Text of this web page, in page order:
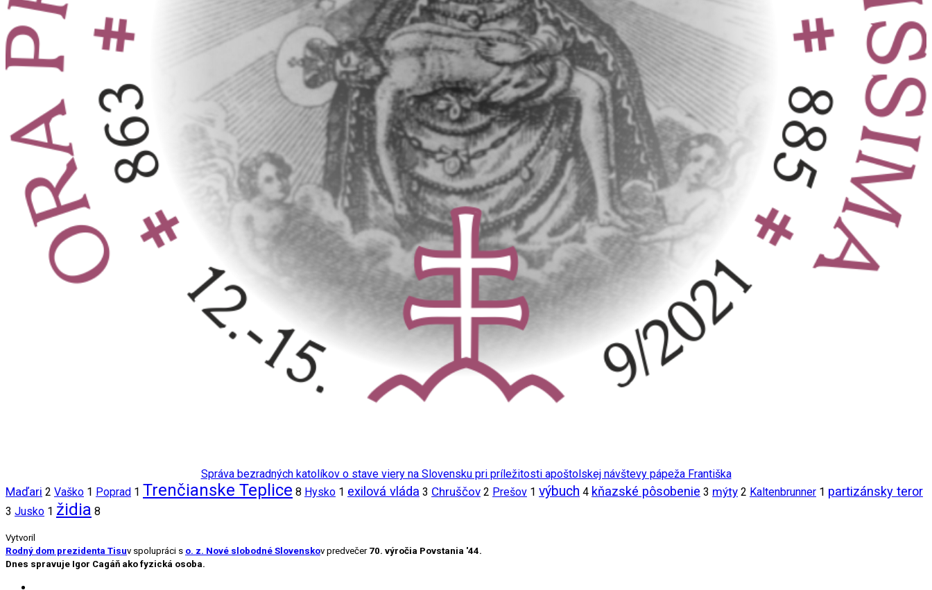
Správa bezradných katolíkov o stave viery na Slovensku pri príležitosti apoštolskej návštevy pápeža Františka
Maďari 2 Vaško 1 Poprad 1 Trenčianske Teplice 8 Hysko 1 exilová vláda 3 Chruščov 2 Prešov 1 výbuch 4 kňazské pôsobenie 3 mýty 2 Kaltenbrunner 1 partizánsky teror
3 Jusko 1 židia 8
Vytvoril
Rodný dom prezidenta Tisuv spolupráci s o. z. Nové slobodné Slovenskov predvečer 70. výročia Povstania '44.
Dnes spravuje Igor Cagáň ako fyzická osoba.